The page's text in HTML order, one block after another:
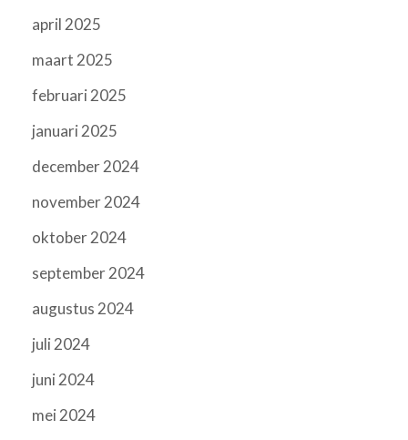
april 2025
maart 2025
februari 2025
januari 2025
december 2024
november 2024
oktober 2024
september 2024
augustus 2024
juli 2024
juni 2024
mei 2024